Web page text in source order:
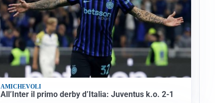
AMICHEVOLI
All’Inter il primo derby d’Italia: Juventus k.o. 2-1